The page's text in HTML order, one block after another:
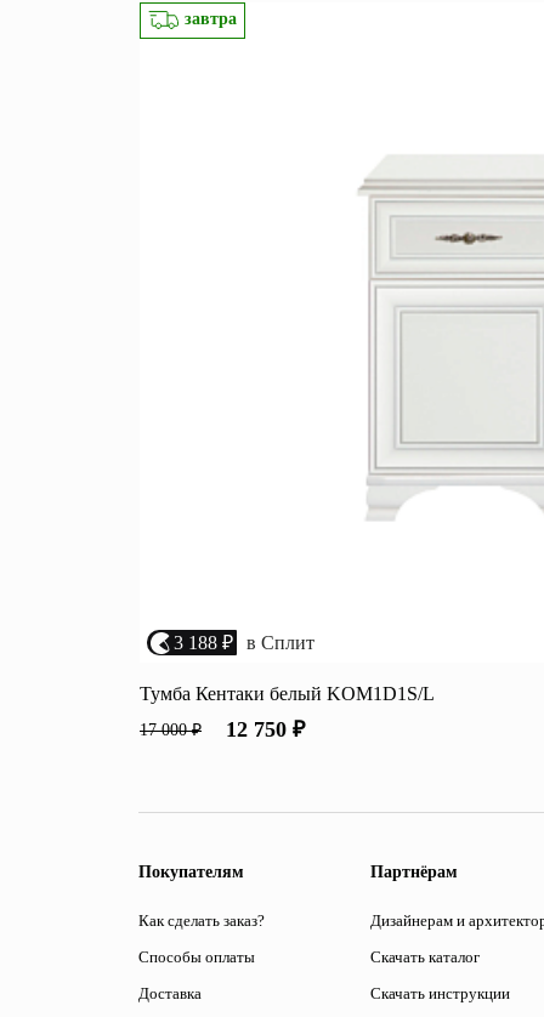
завтра
3 188 ₽ в Сплит
Тумба Кентаки белый KOM1D1S/L
17 000 ₽ 12 750 ₽
Покупателям
Как сделать заказ?
Способы оплаты
Доставка
Партнёрам
Дизайнерам и
Скачать каталог
Скачать инструкции